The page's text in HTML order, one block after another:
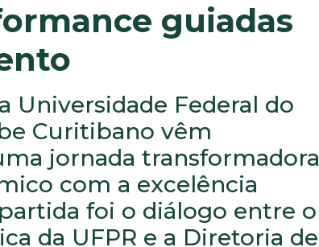
guiadas
Universidade Federal do
Curitibano vêm
jornada transformadora
com a excelência
foi o diálogo entre o
da UFPR e a Diretoria de